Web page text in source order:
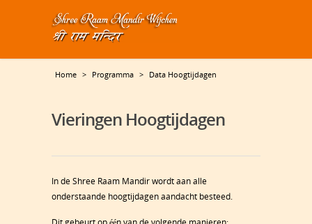
Home > Programma > Data Hoogtijdagen
Vieringen Hoogtijdagen
In de Shree Raam Mandir wordt aan alle
onderstaande hoogtijdagen aandacht besteed.